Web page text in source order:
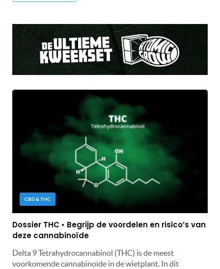
CBD & THC
Dossier THC • Begrijp de voordelen en risico’s van
deze cannabinoïde
Delta 9 Tetrahydrocannabinol (THC) is de meest
voorkomende cannabinoïde in de wietplant. In dit